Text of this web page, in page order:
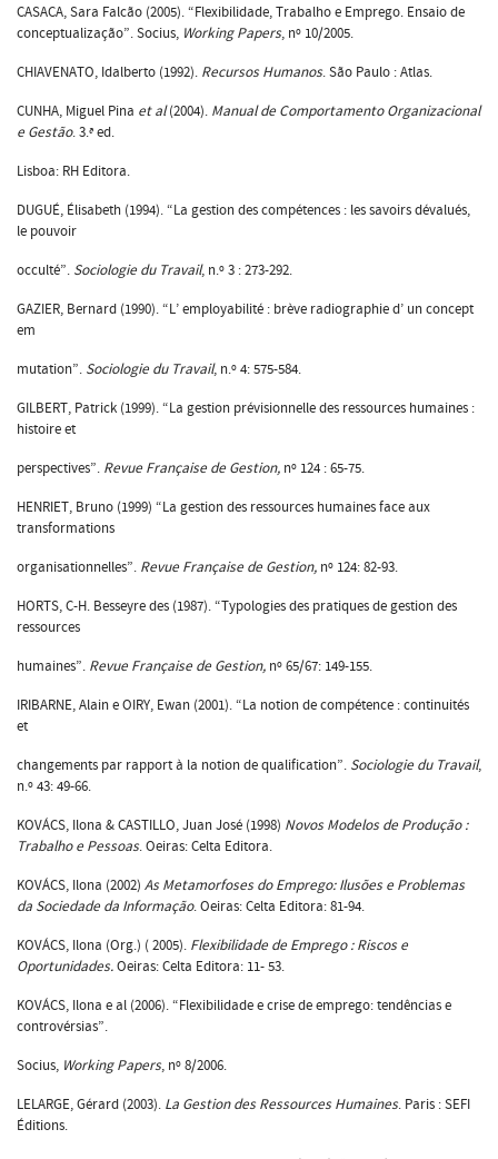
CASACA, Sara Falcão (2005). “Flexibilidade, Trabalho e Emprego. Ensaio de
conceptualização”. Socius, Working Papers, nº 10/2005.
CHIAVENATO, Idalberto (1992). Recursos Humanos. São Paulo : Atlas.
CUNHA, Miguel Pina et al(2004). Manual de Comportamento Organizacional
e Gestão. 3.ª ed.
Lisboa: RH Editora.
DUGUÉ, Élisabeth (1994). “La gestion des compétences : les savoirs dévalués,
le pouvoir
occulté”. Sociologie du Travail, n.º 3 : 273-292.
GAZIER, Bernard (1990). “L’ employabilité : brève radiographie d’ un concept
em
mutation”. Sociologie du Travail, n.º 4: 575-584.
GILBERT, Patrick (1999). “La gestion prévisionnelle des ressources humaines :
histoire et
perspectives”. Revue Française de Gestion, nº 124 : 65-75.
HENRIET, Bruno (1999) “La gestion des ressources humaines face aux
transformations
organisationnelles”. Revue Française de Gestion, nº 124: 82-93.
HORTS, C-H. Besseyre des (1987). “Typologies des pratiques de gestion des
ressources
humaines”. Revue Française de Gestion, nº 65/67: 149-155.
IRIBARNE, Alain e OIRY, Ewan (2001). “La notion de compétence : continuités
et
changements par rapport à la notion de qualification”. Sociologie du Travail,
n.º 43: 49-66.
KOVÁCS, Ilona & CASTILLO, Juan José (1998) Novos Modelos de Produção :
Trabalho e Pessoas. Oeiras: Celta Editora.
KOVÁCS, Ilona (2002) As Metamorfoses do Emprego: Ilusões e Problemas
da Sociedade da Informação. Oeiras: Celta Editora: 81-94.
KOVÁCS, Ilona (Org.) ( 2005). Flexibilidade de Emprego : Riscos e
Oportunidades.Oeiras: Celta Editora: 11- 53.
KOVÁCS, Ilona e al (2006). “Flexibilidade e crise de emprego: tendências e
controvérsias”.
Socius, Working Papers, nº 8/2006.
LELARGE, Gérard (2003). La Gestion des Ressources Humaines. Paris : SEFI
Éditions.